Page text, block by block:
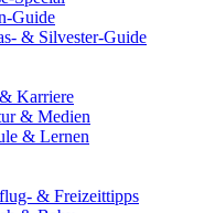
Guide
& Silvester-Guide
Karriere
& Medien
& Lernen
& Freizeittipps